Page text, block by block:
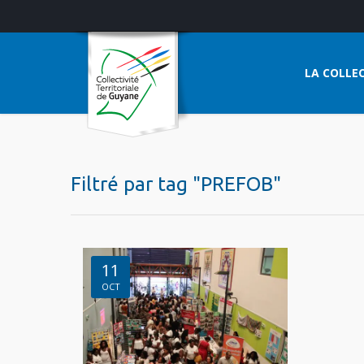
LA
Filtré par tag "PREFOB"
11
OCT